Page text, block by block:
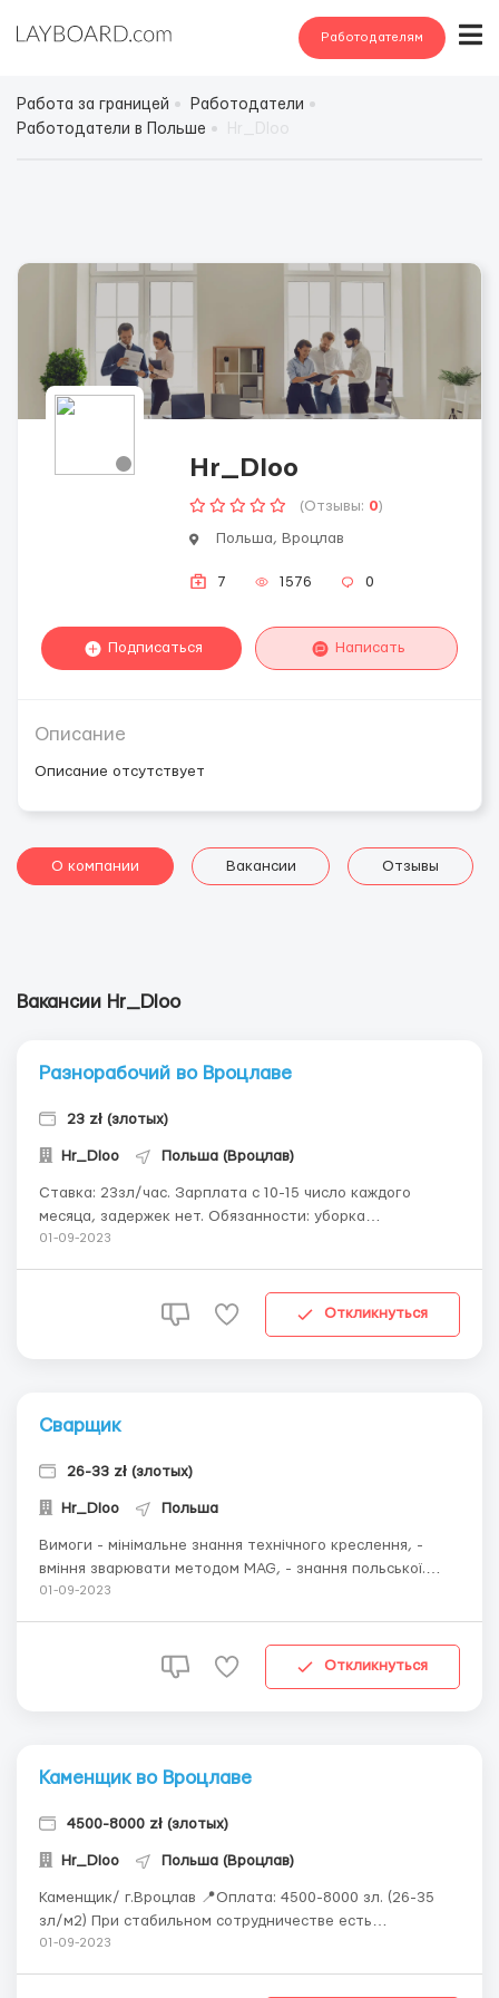
Работодателям
Работа за границей
Работодатели
Работодатели в Польше
Hr_Dloo
(Отзывы: 0)
Польша, Вроцлав
7 1576 0
Подписаться Написать
Описание
Описание отсутствует
О компании Вакансии Отзывы
Вакансии Hr_Dloo
Разнорабочий во Вроцлаве
23 zł (злотых)
Hr_Dloo Польша (Вроцлав)
Ставка: 23зл/час. Зарплата с 10-15 число каждого
месяца, задержек нет. Обязанности: уборка
строительного мусора, разборка доков и строительных
сумму 1500-2000 зл Выдаем рабочу...
01-09-2023
Откликнуться
Сварщик
26-33 zł (злотых)
Hr_Dloo Польша
Вимоги - мінімальне знання технічного креслення, -
вміння зварювати методом MAG, - знання польської.
Зарплата Зарплата визначається в залежності від
сертифікату та дозволу роботи з кран-балкою). Ка...
01-09-2023
Откликнуться
Каменщик во Вроцлаве
4500-8000 zł (злотых)
Hr_Dloo Польша (Вроцлав)
Каменщик/ г.Вроцлав 📍Оплата: 4500-8000 зл. (26-35
зл/м2) При стабильном сотрудничестве есть
возможность повышения оплаты; 📍Оплата раз в месяц;
01-09-2023